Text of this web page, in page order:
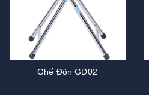
Ghế Đôn GD02